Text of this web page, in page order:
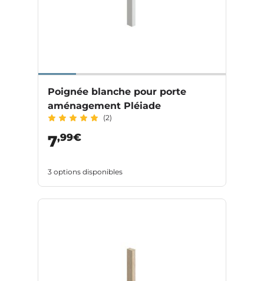
Poignée blanche pour porte
aménagement Pléiade
(2)
7,99€
3 options disponibles